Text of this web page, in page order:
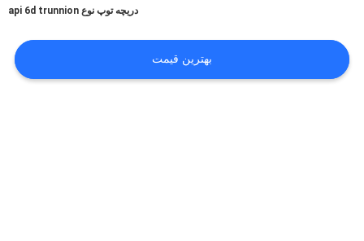
درخواست
دریچه توپ نوع api 6d trunnion
بهترین قیمت